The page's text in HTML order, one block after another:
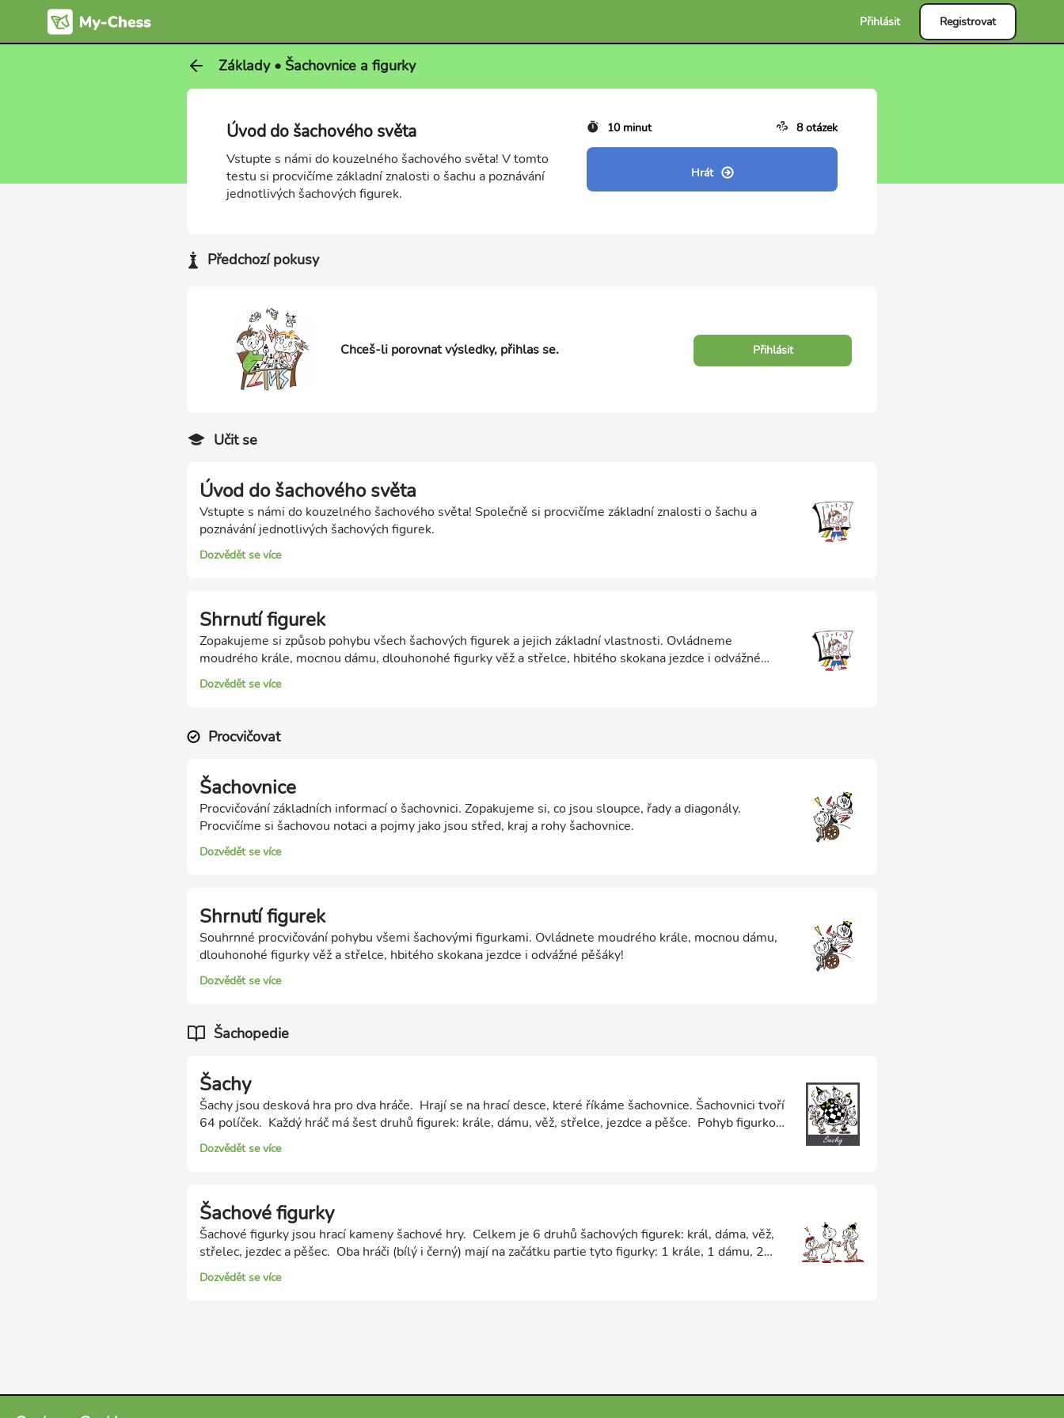
Přihlásit Registrovat
Základy • Šachovnice a figurky
Úvod do šachového světa
Vstupte s námi do kouzelného šachového světa! V tomto
testu si procvičíme základní znalosti o šachu a poznávání
jednotlivých šachových figurek.
10 minut 8 otázek
Hrát
Předchozí pokusy
Chceš-li porovnat výsledky, přihlas se. Přihlásit
Učit se
Úvod do šachového světa
Vstupte s námi do kouzelného šachového světa! Společně si procvičíme základní znalosti o šachu a
poznávání jednotlivých šachových figurek.
Dozvědět se více
Shrnutí figurek
Zopakujeme si způsob pohybu všech šachových figurek a jejich základní vlastnosti. Ovládneme
moudrého krále, mocnou dámu, dlouhonohé figurky věž a střelce, hbitého skokana jezdce i odvážné
pěšáky!
Dozvědět se více
Procvičovat
Šachovnice
Procvičování základních informací o šachovnici. Zopakujeme si, co jsou sloupce, řady a diagonály.
Procvičíme si šachovou notaci a pojmy jako jsou střed, kraj a rohy šachovnice.
Dozvědět se více
Shrnutí figurek
Souhrnné procvičování pohybu všemi šachovými figurkami. Ovládnete moudrého krále, mocnou dámu,
dlouhonohé figurky věž a střelce, hbitého skokana jezdce i odvážné pěšáky!
Dozvědět se více
Šachopedie
Šachy
Šachy jsou desková hra pro dva hráče. Hrají se na hrací desce, které říkáme šachovnice. Šachovnici tvoří
64 políček. Každý hráč má šest druhů figurek: krále, dámu, věž, střelce, jezdce a pěšce. Pohyb figurkou
se nazývá tah. Hráči se ve svých tazích střídají. Cílem hry je dát mat soupeřovu králi. Šachy rozvíjí
spoustu užitečných vlastností a posilují osobnost.
Dozvědět se více
Šachové figurky
Šachové figurky jsou hrací kameny šachové hry. Celkem je 6 druhů šachových figurek: král, dáma, věž,
střelec, jezdec a pěšec. Oba hráči (bílý i černý) mají na začátku partie tyto figurky: 1 krále, 1 dámu, 2
věže, 2 střelce, 2 jezdce a 8 pěšců. Přesněji se figurkám říká šachové kameny. Je to tak proto, že
označení "figury" patří jen králi, dámě, věži, střelci a jezdci. Pěšci nejsou považováni za figury.
Dozvědět se více